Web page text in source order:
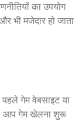
का उपयोग
भी मजेदार हो जाता
गेम वेबसाइट या
आप गेम खेलना शुरू